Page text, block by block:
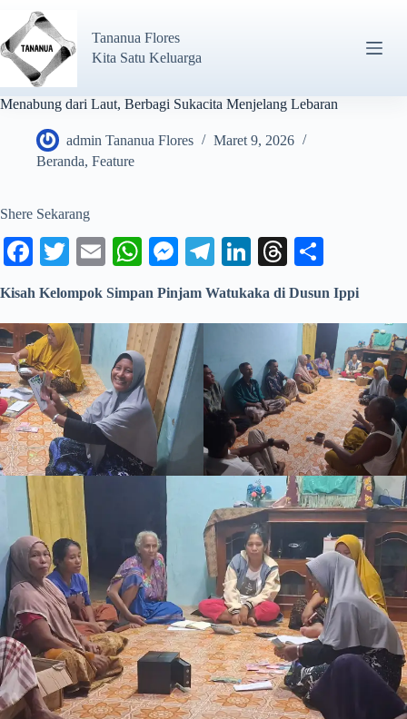
Tananua Flores
Kita Satu Keluarga
Menabung dari Laut, Berbagi Sukacita Menjelang Lebaran
admin Tananua Flores
Maret 9, 2026
Beranda, Feature
Shere Sekarang
Fa
ce
ok
T
wi
tte
r
E
m
ail
W
ha
A
pp
M
es
se
ng
er
Te
le
m
Li
nk
T
hr
ds
ha
re
Kisah Kelompok Simpan Pinjam Watukaka di Dusun Ippi